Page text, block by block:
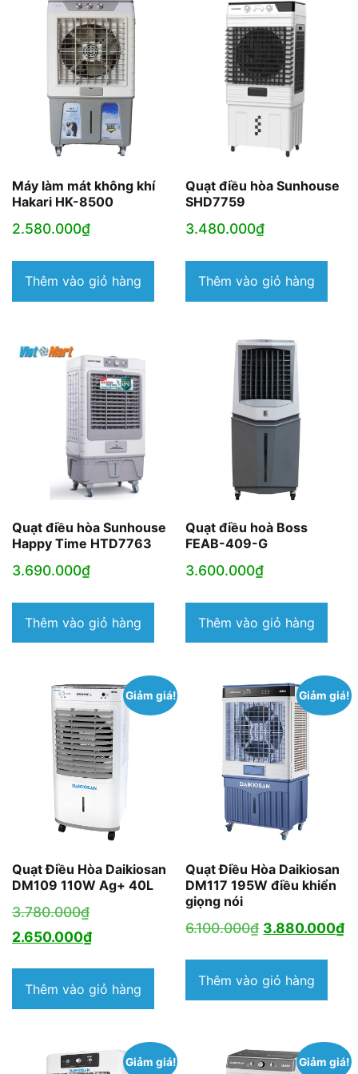
Máy làm mát không khí
Hakari HK-8500
2.580.000₫
Thêm vào giỏ hàng
Quạt điều hòa Sunhouse
SHD7759
3.480.000₫
Thêm vào giỏ hàng
Quạt điều hòa Sunhouse
Happy Time HTD7763
3.690.000₫
Thêm vào giỏ hàng
Quạt điều hoà Boss
FEAB-409-G
3.600.000₫
Thêm vào giỏ hàng
Giảm giá!
Quạt Điều Hòa Daikiosan
DM109 110W Ag+ 40L
3.780.000₫Giá
gốc
3.780.000₫.
2.650.000₫Giá
tại
là:
Thêm vào giỏ hàng
Giảm giá!
Quạt Điều Hòa Daikiosan
DM117 195W điều khiển
giọng nói
6.100.000₫ Giá
là:
6.100.000₫.
3.880.000₫
Thêm vào giỏ hàng
Giảm giá! Giảm giá!